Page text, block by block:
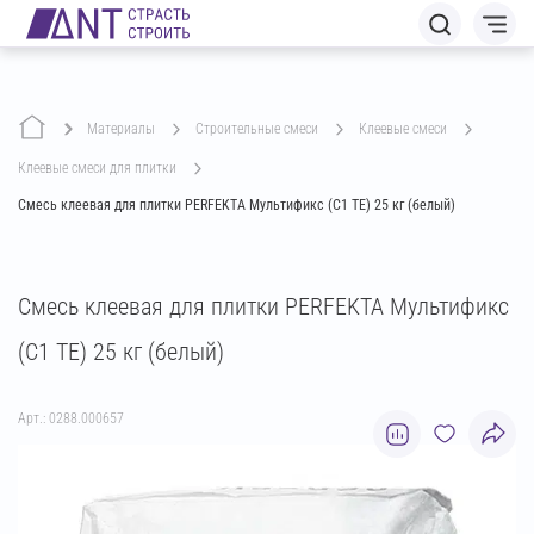
Материалы строительные смеси клеевые смеси
клеевые смеси для плитки
Смесь клеевая для плитки PERFEKTA Мультификс (C1 TE) 25 кг (белый)
Смесь клеевая для плитки PERFEKTA Мультификс
(C1 TE) 25 кг (белый)
Арт.: 0288.000657